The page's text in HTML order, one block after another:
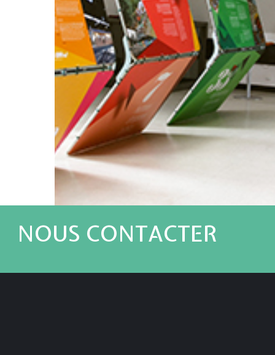
NOUS CONTACTER